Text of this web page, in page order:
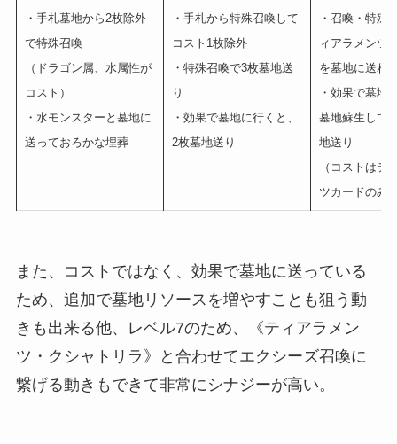
・手札墓地から2枚除外
で特殊召喚
（ドラゴン属、水属性が
コスト）
・水モンスターと墓地に
送っておろかな埋葬
・手札から特殊召喚して
コスト1枚除外
・特殊召喚で3枚墓地送
り
・効果で墓地に行くと、
2枚墓地送り
・召喚・特殊
ィアラメンツ
を墓地に送れ
・効果で墓地
墓地蘇生して
地送り
（コストはテ
ツカードのみ
また、コストではなく、効果で墓地に送っている
ため、追加で墓地リソースを増やすことも狙う動
きも出来る他、レベル7のため、《ティアラメン
ツ・クシャトリラ》と合わせてエクシーズ召喚に
繋げる動きもできて非常にシナジーが高い。